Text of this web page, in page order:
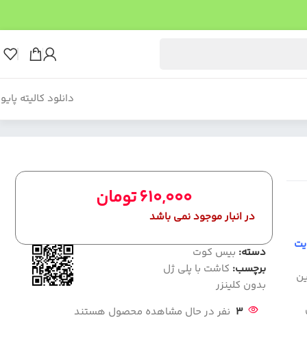
دانلود کالیته
610,000تومان
در انبار موجود نمی باشد
دسته: بیس کوت
برچسب: کاشت با پلی ژل
بدون کلینزر
3 نفر در حال مشاهده محصول هستند